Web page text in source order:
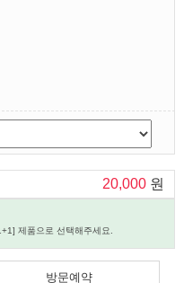
20,000원
제품으로 선택해주세요.
방문예약